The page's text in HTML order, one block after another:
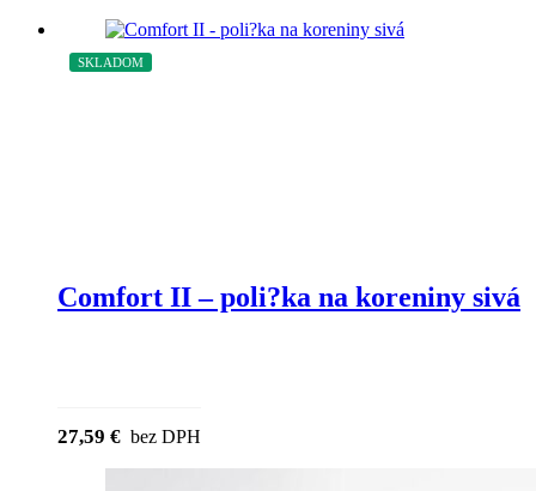
SKLADOM
Comfort II – poli?ka na koreniny sivá
27,59 € bez DPH